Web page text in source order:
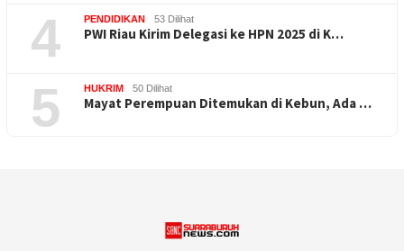
4 PENDIDIKAN 53 Dilihat
PWI Riau Kirim Delegasi ke HPN 2025 di K…
5 HUKRIM 50 Dilihat
Mayat Perempuan Ditemukan di Kebun, Ada …